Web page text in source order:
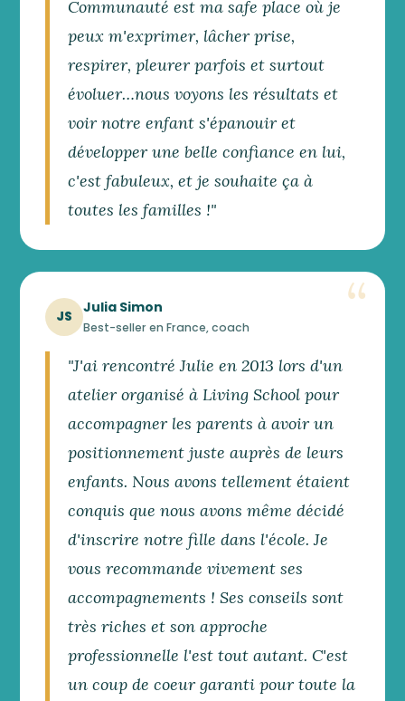
Communauté est ma safe place où je
peux m'exprimer, lâcher prise,
respirer, pleurer parfois et surtout
évoluer…nous voyons les résultats et
voir notre enfant s'épanouir et
développer une belle confiance en lui,
c'est fabuleux, et je souhaite ça à
toutes les familles !"
JS
Julia Simon
Best-seller en France, coach
"J'ai rencontré Julie en 2013 lors d'un
atelier organisé à Living School pour
accompagner les parents à avoir un
positionnement juste auprès de leurs
enfants. Nous avons tellement étaient
conquis que nous avons même décidé
d'inscrire notre fille dans l'école. Je
vous recommande vivement ses
accompagnements ! Ses conseils sont
très riches et son approche
professionnelle l'est tout autant. C'est
un coup de coeur garanti pour toute la